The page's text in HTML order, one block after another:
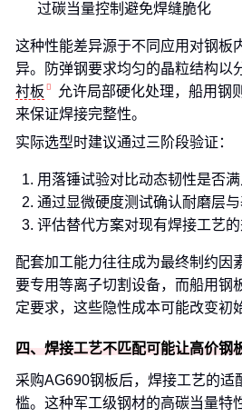
过碳当量控制避免焊缝脆化
这种性能差异源于不同应用对钢板
异。防弹钢要求均匀的晶粒结构以
衬板
允许局部硬化处理，船用钢
来保证焊接完整性。
实际选型时建议通过三阶段验证：
用落锤试验对比动态韧性是否
通过显微硬度测试确认耐磨层
评估替代方案对现有焊接工艺
配套加工能力往往成为最终制约因
要专用等离子切割设备，而船用钢
定要求，这些隐性成本可能改变初
四、焊接工艺不匹配可能让高价钢
采购AG690钢板后，焊接工艺的适
槛。这种军工级钢材的高碳当量特